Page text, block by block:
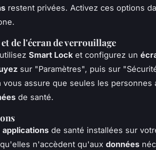
restent privées. Activez ces options
de l'écran de verrouillage
Smart Lock et configurez un
sur "Paramètres", puis sur
vous assure que seules les personnes
de santé.
applications de santé installées sur
n'accèdent qu'aux données